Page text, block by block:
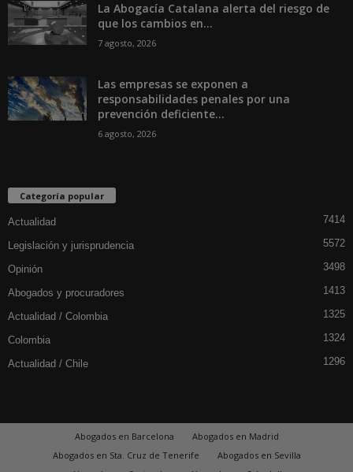
La Abogacía Catalana alerta del riesgo de
que los cambios en...
7 agosto, 2026
Las empresas se exponen a
responsabilidades penales por una
prevención deficiente...
6 agosto, 2026
Categoría popular
Actualidad 7414
Legislación y jurisprudencia 5572
Opinión 3498
Abogados y procuradores 1413
Actualidad / Colombia 1325
Colombia 1324
Actualidad / Chile 1296
Abogados en Barcelona
Abogados en Madrid
Abogados en Sta. Cruz de Tenerife
Abogados en Sevilla